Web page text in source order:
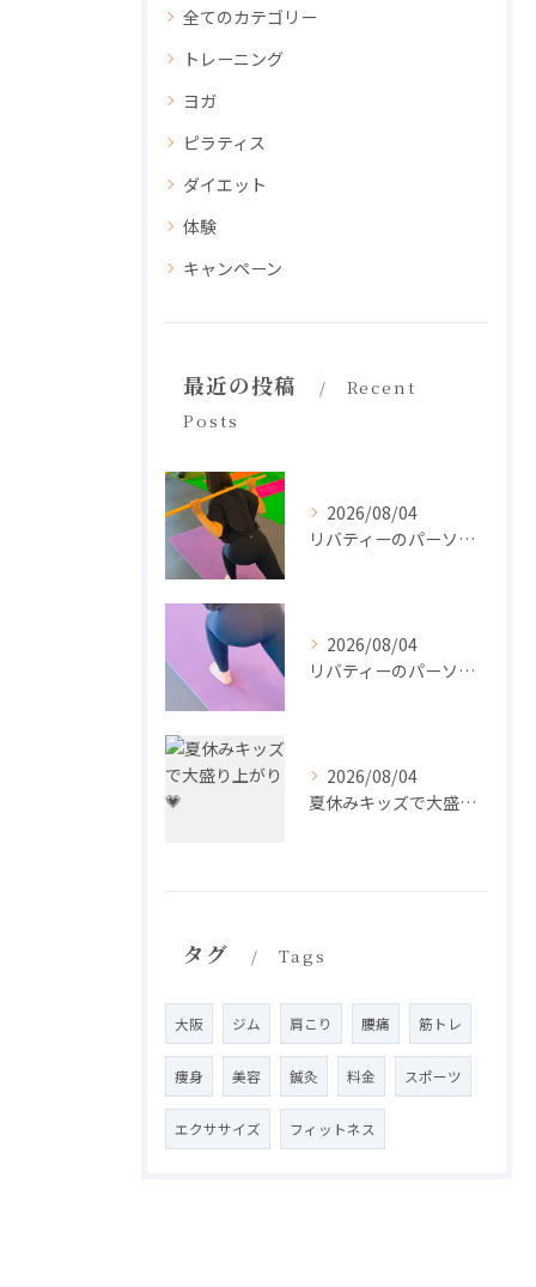
全てのカテゴリー
トレーニング
ヨガ
ピラティス
ダイエット
体験
キャンペーン
最近の投稿
Recent
Posts
2026/08/04
リバティーのパーソナル🧘‍♀️
2026/08/04
リバティーのパーソナル🧘‍♀️
2026/08/04
夏休みキッズで大盛り上がり💗
タグ Tags
大阪 ジム 肩こり 腰痛 筋トレ
痩身 美容 鍼灸 料金 スポーツ
エクササイズ フィットネス